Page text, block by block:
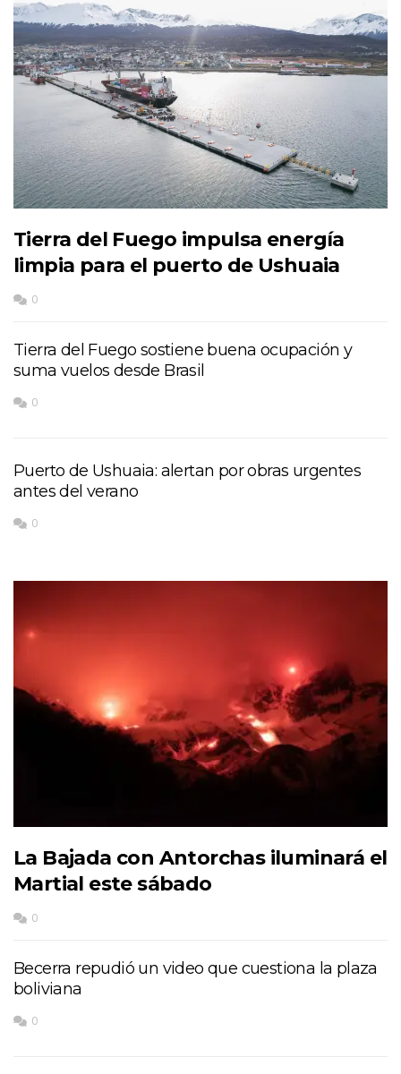
Tierra del Fuego impulsa energía
limpia para el puerto de Ushuaia
0
Tierra del Fuego sostiene buena ocupación y
suma vuelos desde Brasil
0
Puerto de Ushuaia: alertan por obras urgentes
antes del verano
0
La Bajada con Antorchas iluminará el
Martial este sábado
0
Becerra repudió un video que cuestiona la plaza
boliviana
0